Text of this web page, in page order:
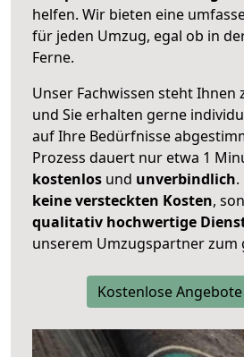
helfen. Wir bieten eine
für jeden Umzug, egal ob in
Ferne.
Unser Fachwissen steht Ihnen
und Sie erhalten gerne
auf Ihre Bedürfnisse
Prozess dauert nur etwa 1
kostenlos und unverbindlich
keine versteckten Kosten,
qualitativ hochwertige
unserem Umzugspartner zum
Kostenlose